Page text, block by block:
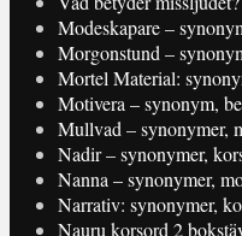
Modeskapare –
Morgonstund –
Mortel Material:
Motivera – synonym,
Mullvad – synonymer,
Nadir – synonymer,
Nanna – synonymer,
Narrativ: synonymer,
Nauru korsord 2